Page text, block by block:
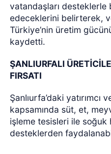
vatandaşları
edeceklerini belirterek,
Türkiye’nin üretim
kaydetti.
ŞANLIURFALI
FIRSATI
Şanlıurfa’daki yatırımcı
kapsamında süt, et,
işleme tesisleri ile soğuk
desteklerden